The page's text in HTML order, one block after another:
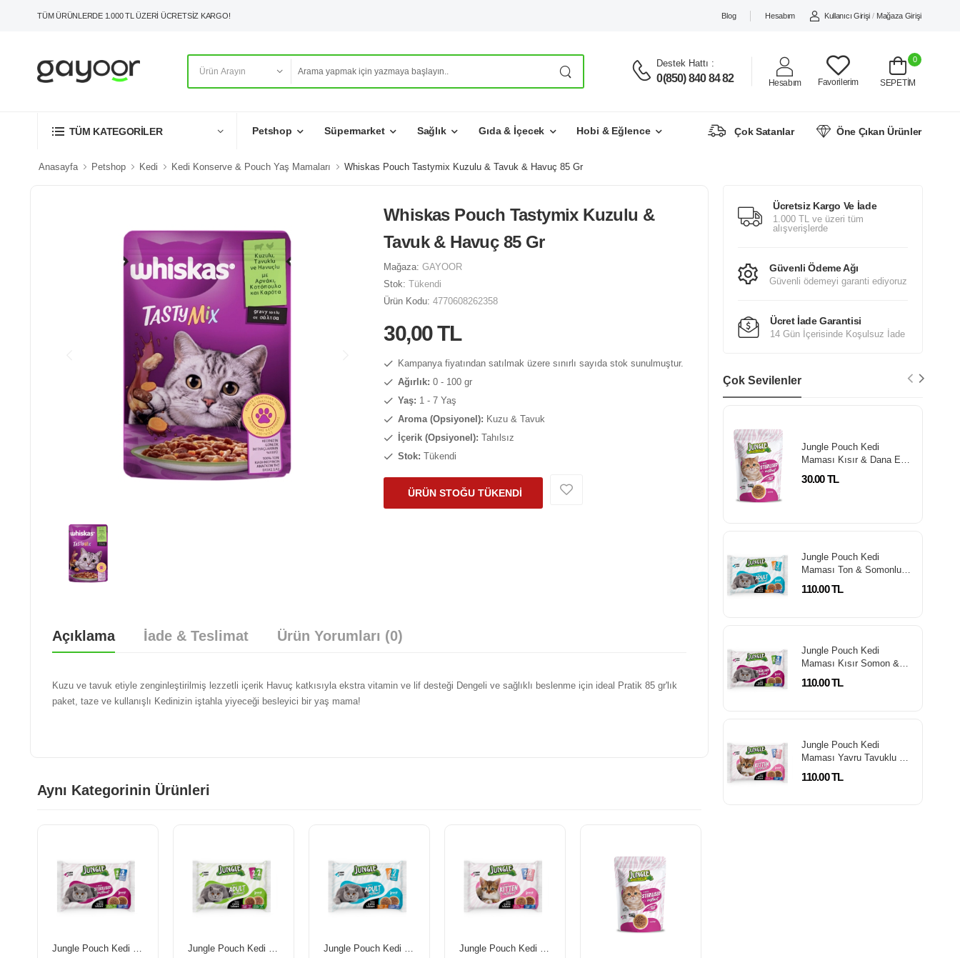
TÜM ÜRÜNLERDE 1.000 TL ÜZERİ ÜCRETSİZ KARGO! Blog Hesabım Kullanıcı Girişi / Mağaza Girişi
Destek Hattı :
0(850) 840 84 82 Hesabım Favorilerim
0
SEPETİM
TÜM KATEGORİLER Petshop Süpermarket Sağlık Gıda & İçecek Hobi & Eğlence Çok Satanlar Öne Çıkan Ürünler
Anasayfa Petshop Kedi Kedi Konserve & Pouch Yaş Mamaları Whiskas Pouch Tastymix Kuzulu & Tavuk & Havuç 85 Gr
Whiskas Pouch Tastymix Kuzulu &
Tavuk & Havuç 85 Gr
Mağaza: GAYOOR
Stok: Tükendi
Ürün Kodu: 4770608262358
30,00 TL
Kampanya fiyatından satılmak üzere sınırlı sayıda stok sunulmuştur.
Ağırlık: 0 - 100 gr
Yaş: 1 - 7 Yaş
Aroma (Opsiyonel): Kuzu & Tavuk
İçerik (Opsiyonel): Tahılsız
Stok: Tükendi
ÜRÜN STOĞU TÜKENDİ
Açıklama İade & Teslimat Ürün Yorumları (0)
Kuzu ve tavuk etiyle zenginleştirilmiş lezzetli içerik Havuç katkısıyla ekstra vitamin ve lif desteği Dengeli ve sağlıklı beslenme için ideal Pratik 85 gr'lık
paket, taze ve kullanışlı Kedinizin iştahla yiyeceği besleyici bir yaş mama!
Aynı Kategorinin Ürünleri
Jungle Pouch Kedi Maması Kısır Somon & Biftek 100 Gr *4'Lü Paket Jungle Pouch Kedi Maması Kuzulu & Tavuklu 100 Gr *4'Lü Paket Jungle Pouch Kedi Maması Ton & Somonlu 100 Gr *4'Lü Paket Jungle Pouch Kedi Maması Yavru Tavuklu & Kuzulu 100 Gr *4'Lü
Ücretsiz Kargo Ve İade
1.000 TL ve üzeri tüm
alışverişlerde
Güvenli Ödeme Ağı
Güvenli ödemeyi garanti ediyoruz
Ücret İade Garantisi
14 Gün İçerisinde Koşulsuz İade
Çok Sevilenler
Jungle Pouch Kedi
Maması Kısır & Dana Eti
Parçalı 100 Gr
30.00 TL
Jungle Pouch Kedi
Maması Ton & Somonlu
100 Gr *4'Lü Paket
110.00 TL
Jungle Pouch Kedi
Maması Kısır Somon &
Biftek 100 Gr *4'Lü Paket
110.00 TL
Jungle Pouch Kedi
Maması Yavru Tavuklu &
110.00 TL